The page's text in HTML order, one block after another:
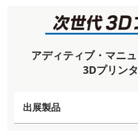
アディティブ・マニュ
3Dプリン
出展製品